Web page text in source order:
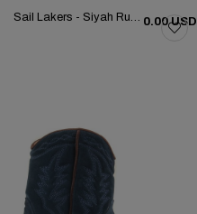
Sail Lakers - Siyah Rugan Kadın Ev Terliği 109-557-X 0.00 USD